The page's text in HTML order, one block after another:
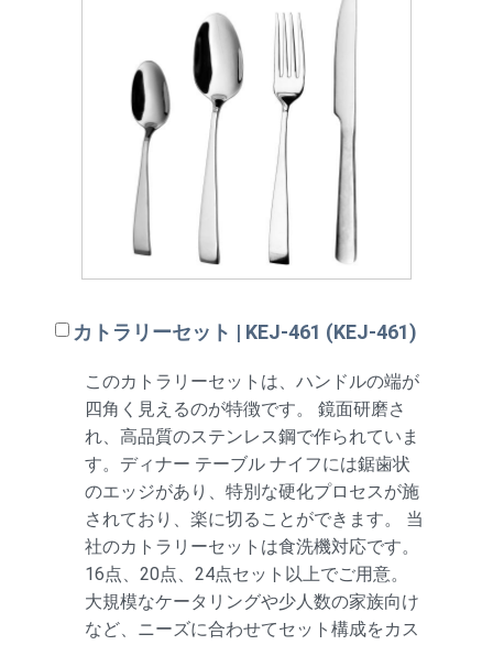
カトラリーセット | KEJ-461 (KEJ-461)
このカトラリーセットは、ハンドルの端が
四角く見えるのが特徴です。 鏡面研磨さ
れ、高品質のステンレス鋼で作られていま
す。ディナー テーブル ナイフには鋸歯状
のエッジがあり、特別な硬化プロセスが施
されており、楽に切ることができます。 当
社のカトラリーセットは食洗機対応です。
16点、20点、24点セット以上でご用意。
大規模なケータリングや少人数の家族向け
など、ニーズに合わせてセット構成をカス